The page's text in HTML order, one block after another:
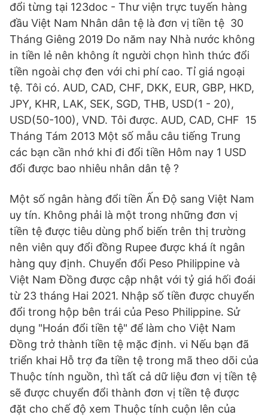
đổi từng tại 123doc - Thư viện trực tuyến hàng
đầu Việt Nam Nhân dân tệ là đơn vị tiền tệ 30
Tháng Giêng 2019 Do năm nay Nhà nước không
in tiền lẻ nên không ít người chọn hình thức đổi
tiền ngoài chợ đen với chi phí cao. Tỉ giá ngoại
tệ. Tôi có. AUD, CAD, CHF, DKK, EUR, GBP, HKD,
JPY, KHR, LAK, SEK, SGD, THB, USD(1 - 20),
USD(50-100), VND. Tôi được. AUD, CAD, CHF 15
Tháng Tám 2013 Một số mẫu câu tiếng Trung
các bạn cần nhớ khi đi đổi tiền Hôm nay 1 USD
đổi được bao nhiêu nhân dân tệ ?
Một số ngân hàng đổi tiền Ấn Độ sang Việt Nam
uy tín. Không phải là một trong những đơn vị
tiền tệ được tiêu dùng phổ biến trên thị trường
nên viên quy đổi đồng Rupee được khá ít ngân
hàng quy định. Chuyển đổi Peso Philippine và
Việt Nam Đồng được cập nhật với tỷ giá hối đoái
từ 23 tháng Hai 2021. Nhập số tiền được chuyển
đổi trong hộp bên trái của Peso Philippine. Sử
dụng "Hoán đổi tiền tệ" để làm cho Việt Nam
Đồng trở thành tiền tệ mặc định. vi Nếu bạn đã
triển khai Hỗ trợ đa tiền tệ trong mã theo dõi của
Thuộc tính nguồn, thì tất cả dữ liệu đơn vị tiền tệ
sẽ được chuyển đổi thành đơn vị tiền tệ được
đặt cho chế độ xem Thuộc tính cuộn lên của